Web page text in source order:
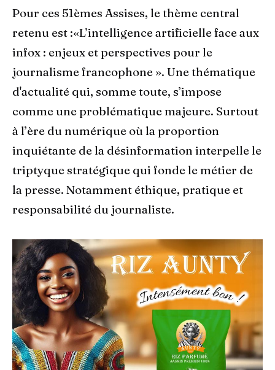
Pour ces 51èmes Assises, le thème central
retenu est :«L’intelligence artificielle face aux
infox : enjeux et perspectives pour le
journalisme francophone ». Une thématique
d'actualité qui, somme toute, s’impose
comme une problématique majeure. Surtout
à l’ère du numérique où la proportion
inquiétante de la désinformation interpelle le
triptyque stratégique qui fonde le métier de
la presse. Notamment éthique, pratique et
responsabilité du journaliste.